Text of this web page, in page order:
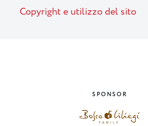
Copyright e utilizzo del sito
SPONSOR